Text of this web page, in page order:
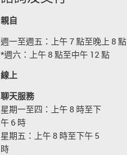
親自
週一至週五：上午 7 點至晚上 8 點
*週六：上午 8 點至中午 12 點
線上
聊天服務
星期一至四：上午 8 時至下
午 6 時
星期五：上午 8 時至下午 5
時